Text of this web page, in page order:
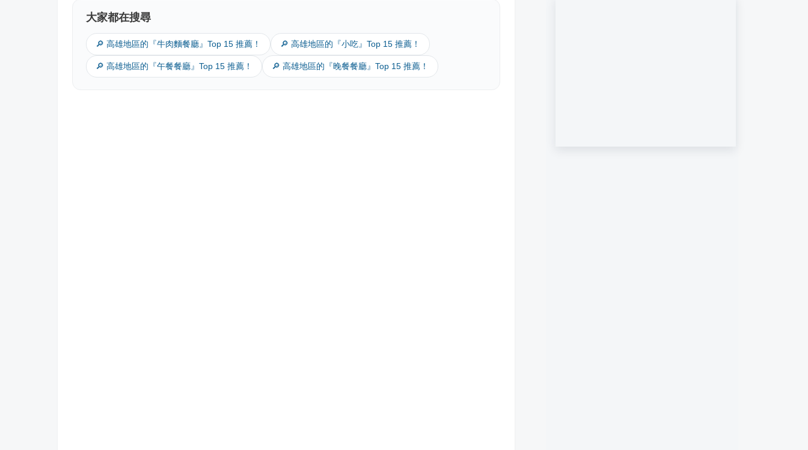
大家都在搜尋
🔎 高雄地區的『牛肉麵餐廳』Top 15 推薦！ 🔎 高雄地區的『小吃』Top 15 推薦！
🔎 高雄地區的『午餐餐廳』Top 15 推薦！ 🔎 高雄地區的『晚餐餐廳』Top 15 推薦！